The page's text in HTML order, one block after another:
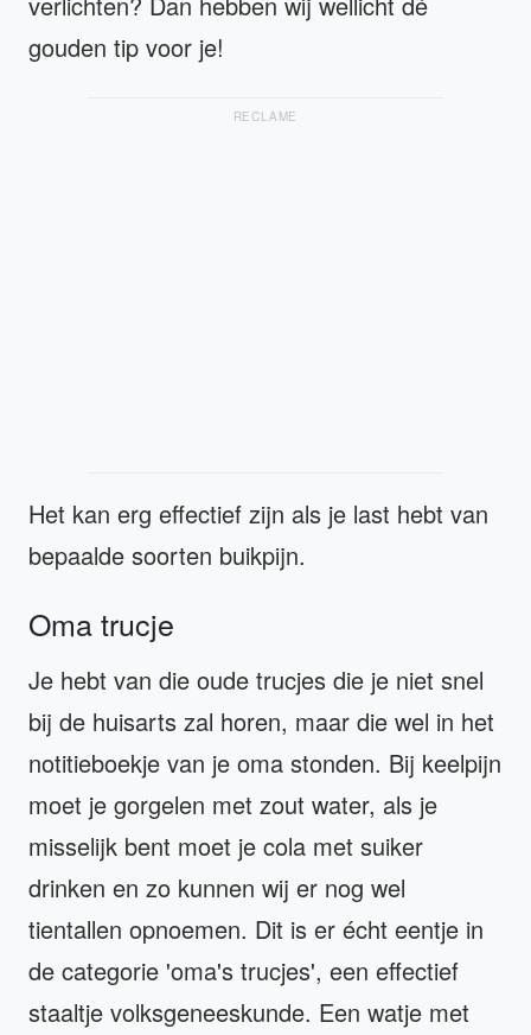
gouden tip voor je!
RECLAME
Het kan erg effectief zijn als je last hebt van
bepaalde soorten buikpijn.
Oma trucje
Je hebt van die oude trucjes die je niet snel
bij de huisarts zal horen, maar die wel in het
notitieboekje van je oma stonden. Bij keelpijn
moet je gorgelen met zout water, als je
misselijk bent moet je cola met suiker
drinken en zo kunnen wij er nog wel
tientallen opnoemen. Dit is er écht eentje in
de categorie 'oma's trucjes', een effectief
staaltje volksgeneeskunde. Een watje met